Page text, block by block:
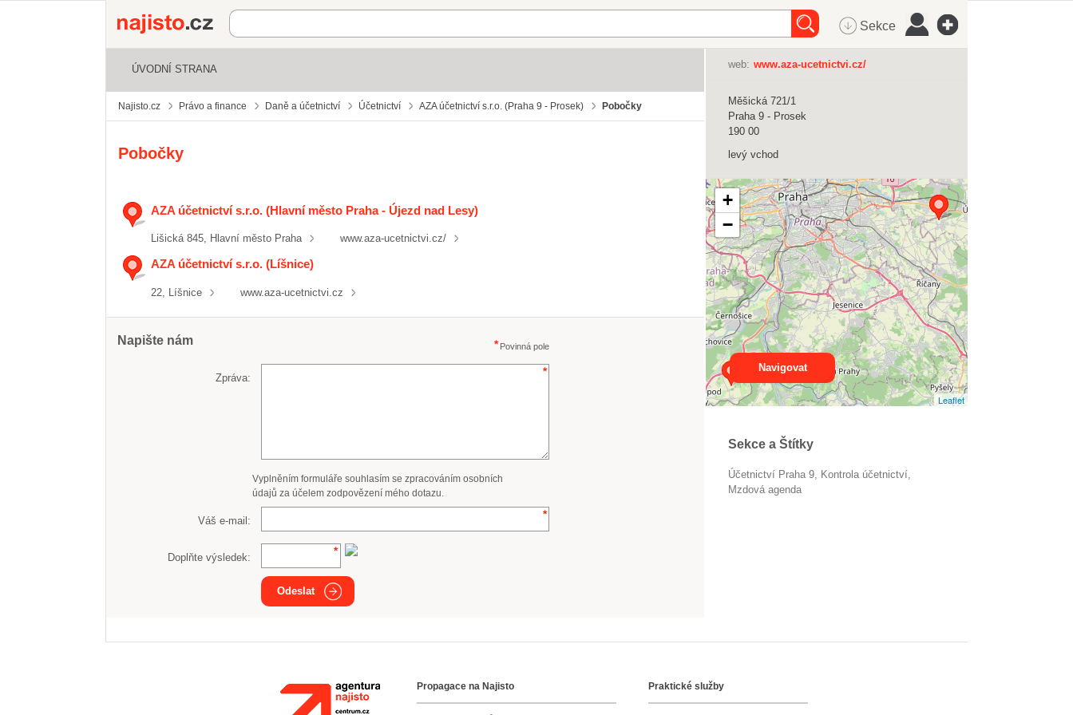
Najisto.cz Sekce
ÚVODNÍ STRANA
Najisto.cz Právo a finance Daně a účetnictví Účetnictví AZA účetnictví s.r.o. (Praha 9 - Prosek) Pobočky
Pobočky
AZA účetnictví s.r.o. (Hlavní město Praha - Újezd nad Lesy)
Lišická 845, Hlavní město Praha www.aza-ucetnictvi.cz/
AZA účetnictví s.r.o. (Líšnice)
22, Líšnice www.aza-ucetnictvi.cz
Napište nám Povinná pole
Zpráva:
Vyplněním formuláře souhlasím se zpracováním osobních
údajů za účelem zodpovězení mého dotazu.
Váš e-mail:
Doplňte výsledek:
Odeslat
web: www.aza-ucetnictvi.cz/
Měšická 721/1
Praha 9 - Prosek
190 00
levý vchod
+
−
Leaflet
Navigovat
Sekce a Štítky
Účetnictví Praha 9
kontrola účetnictví
mzdová agenda
Agentura NajistoPropagace na Najisto Praktické služby